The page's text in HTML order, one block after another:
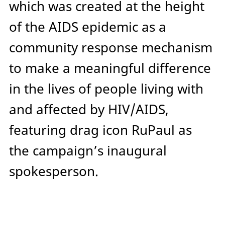
which was created at the height
of the AIDS epidemic as a
community response mechanism
to make a meaningful difference
in the lives of people living with
and affected by HIV/AIDS,
featuring drag icon RuPaul as
the campaign’s inaugural
spokesperson.